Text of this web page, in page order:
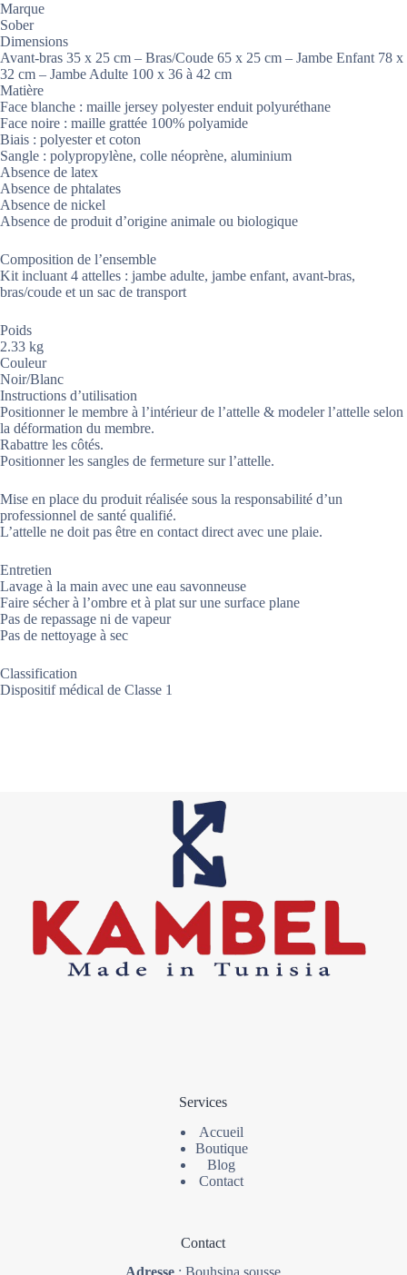
Marque
Sober
Dimensions
Avant-bras 35 x 25 cm – Bras/Coude 65 x 25 cm – Jambe Enfant 78 x
32 cm – Jambe Adulte 100 x 36 à 42 cm
Matière
Face blanche : maille jersey polyester enduit polyuréthane
Face noire : maille grattée 100% polyamide
Biais : polyester et coton
Sangle : polypropylène, colle néoprène, aluminium
Absence de latex
Absence de phtalates
Absence de nickel
Absence de produit d’origine animale ou biologique
Composition de l’ensemble
Kit incluant 4 attelles : jambe adulte, jambe enfant, avant-bras,
bras/coude et un sac de transport
Poids
2.33 kg
Couleur
Noir/Blanc
Instructions d’utilisation
Positionner le membre à l’intérieur de l’attelle & modeler l’attelle selon
la déformation du membre.
Rabattre les côtés.
Positionner les sangles de fermeture sur l’attelle.
Mise en place du produit réalisée sous la responsabilité d’un
professionnel de santé qualifié.
L’attelle ne doit pas être en contact direct avec une plaie.
Entretien
Lavage à la main avec une eau savonneuse
Faire sécher à l’ombre et à plat sur une surface plane
Pas de repassage ni de vapeur
Pas de nettoyage à sec
Classification
Dispositif médical de Classe 1
Services
Accueil
Boutique
Blog
Contact
Contact